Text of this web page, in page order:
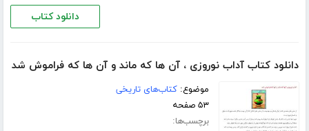
دانلود کتاب
دانلود کتاب آداب نوروزی ، آن ها که ماند و آن ها که فراموش شد
موضوع:کتاب‌های تاریخی
۵۳ صفحه
برچسب‌ها: